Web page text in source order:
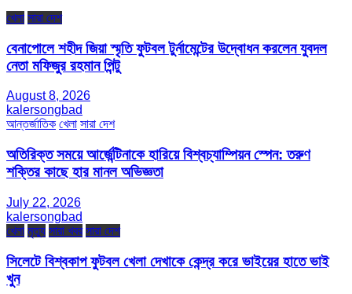
খেলা সারা দেশ
বেনাপোলে শহীদ জিয়া স্মৃতি ফুটবল টুর্নামেন্টের উদ্বোধন করলেন যুবদল
নেতা মফিজুর রহমান পিন্টু
August 8, 2026
kalersongbad
আন্তর্জাতিক খেলা সারা দেশ
অতিরিক্ত সময়ে আর্জেন্টিনাকে হারিয়ে বিশ্বচ্যাম্পিয়ন স্পেন: তরুণ
শক্তির কাছে হার মানল অভিজ্ঞতা
July 22, 2026
kalersongbad
খেলা মৃত্যু সারা খবর সারা দেশ
সিলেটে বিশ্বকাপ ফুটবল খেলা দেখাকে কেন্দ্র করে ভাইয়ের হাতে ভাই
খুন